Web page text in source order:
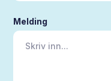
Melding